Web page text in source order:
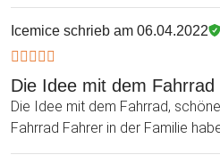
Icemice schrieb am 06.04.2022
Die Idee mit dem Fahrrad
Die Idee mit dem Fahrrad,
Fahrrad Fahrer in der Familie